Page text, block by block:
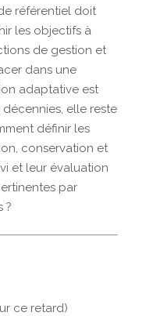
référentiel doit
les objectifs à
de gestion et
dans une
adaptative est
elle reste
définir les
conservation et
et leur évaluation
par
?
ce retard)